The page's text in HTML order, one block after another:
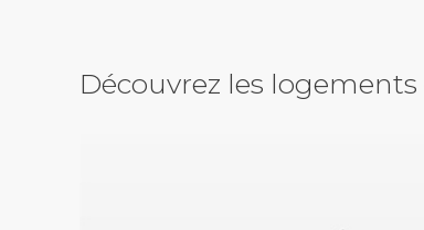
Découvrez les